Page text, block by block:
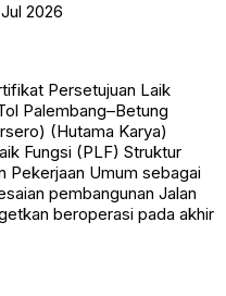
2026
Persetujuan Laik
Palembang–Betung
(Hutama Karya)
Fungsi (PLF) Struktur
Pekerjaan Umum sebagai
pembangunan Jalan
beroperasi pada akhir